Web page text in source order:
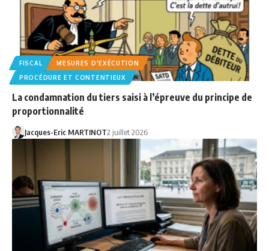
FISCAL
MESURES D'EXÉCUTION
PROCÉDURE ET CONTENTIEUX
La condamnation du tiers saisi à l’épreuve du principe de
proportionnalité
Jacques-Eric MARTINOT2 juillet 2026